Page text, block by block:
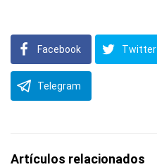
Facebook Twitter
Telegram
Artículos relacionados